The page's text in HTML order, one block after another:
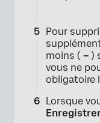
Pour
moins ( – )
vous ne
obligatoire
Lorsque